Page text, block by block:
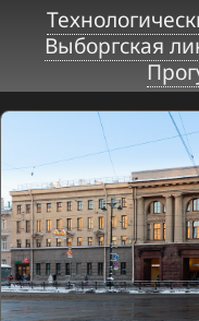
Выборгская